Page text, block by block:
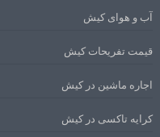
آب و هوای کیش
قیمت تفریحات کیش
اجاره ماشین در کیش
کرایه تاکسی در کیش